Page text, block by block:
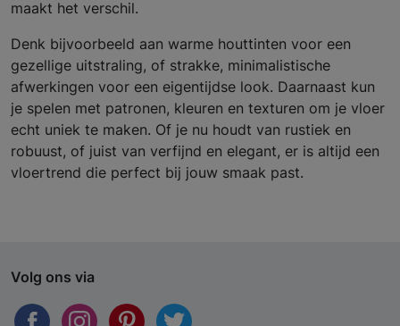
maakt het verschil.
Denk bijvoorbeeld aan warme houttinten voor een
gezellige uitstraling, of strakke, minimalistische
afwerkingen voor een eigentijdse look. Daarnaast kun
je spelen met patronen, kleuren en texturen om je vloer
echt uniek te maken. Of je nu houdt van rustiek en
robuust, of juist van verfijnd en elegant, er is altijd een
vloertrend die perfect bij jouw smaak past.
Volg ons via